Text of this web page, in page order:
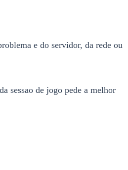
e do servidor, da rede ou
sessao de jogo pede a melhor